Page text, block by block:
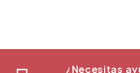
¿Necesitas